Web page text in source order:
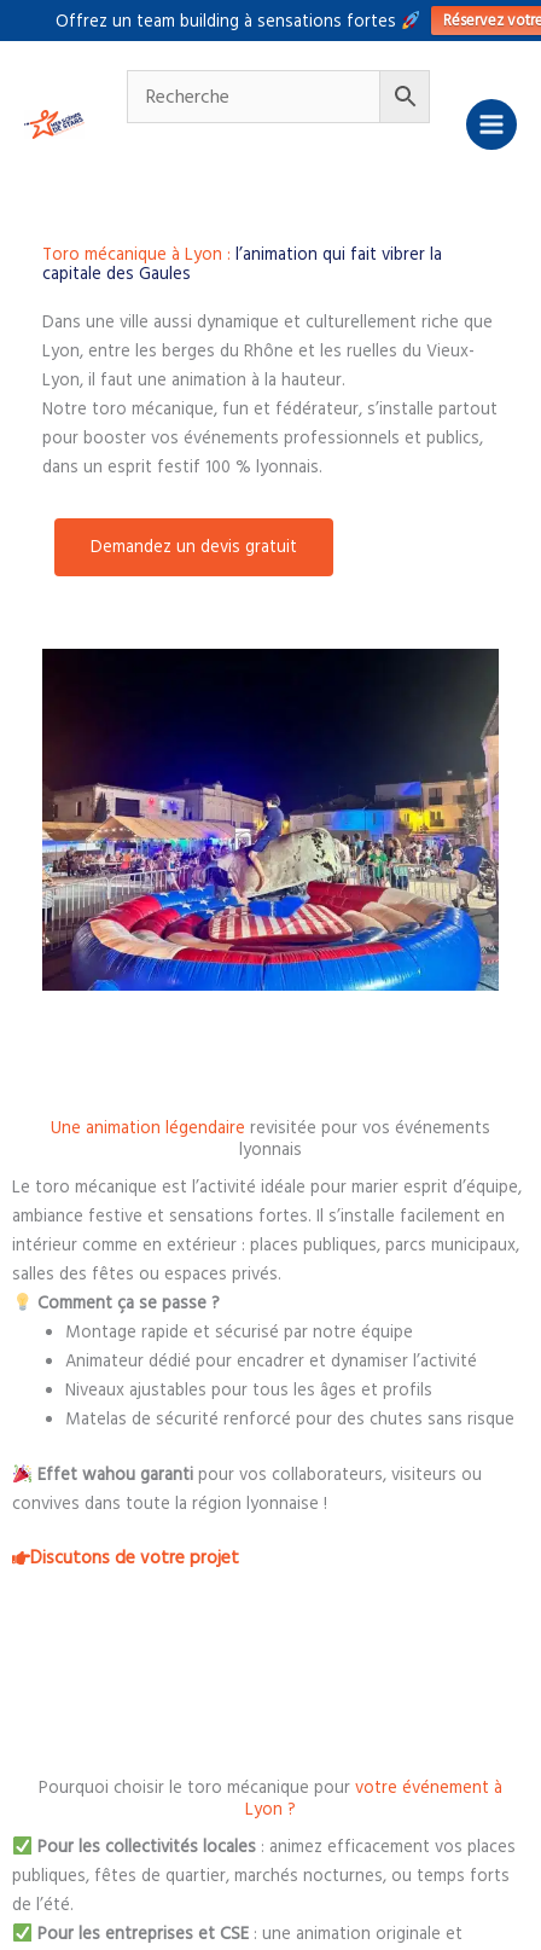
Offrez un team building à sensations fortes Réservez
au
Toro mécanique à Lyon : l’animation qui fait vibrer la
capitale des Gaules
Dans une ville aussi dynamique et culturellement riche que
Lyon, entre les berges du Rhône et les ruelles du Vieux-
Lyon, il faut une animation à la hauteur.
Notre toro mécanique, fun et fédérateur, s’installe partout
pour booster vos événements professionnels et publics,
dans un esprit festif 100 % lyonnais.
Demandez un devis gratuit
Une animation légendaire revisitée pour vos événements
lyonnais
Le toro mécanique est l’activité idéale pour marier esprit d’équipe,
ambiance festive et sensations fortes. Il s’installe facilement en
intérieur comme en extérieur : places publiques, parcs municipaux,
salles des fêtes ou espaces privés.
Comment ça se passe ?
Montage rapide et sécurisé par notre équipe
Animateur dédié pour encadrer et dynamiser l’activité
Niveaux ajustables pour tous les âges et profils
Matelas de sécurité renforcé pour des chutes sans risque
Effet wahou garantipour vos collaborateurs, visiteurs ou
convives dans toute la région lyonnaise !
Discutons de votre projet
Pourquoi choisir le toro mécanique pour votre événement à
Lyon ?
Pour les collectivités locales: animez efficacement vos places
publiques, fêtes de quartier, marchés nocturnes, ou temps forts
de l’été.
Pour les entreprises et CSE: une animation originale et